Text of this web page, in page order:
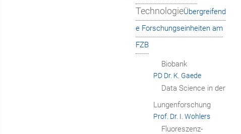
TechnologieÜbergreifend
e Forschungseinheiten am
FZB
Biobank
PD Dr. K. Gaede
Data Science in der
Lungenforschung
Prof. Dr. I. Wohlers
Fluoreszenz-